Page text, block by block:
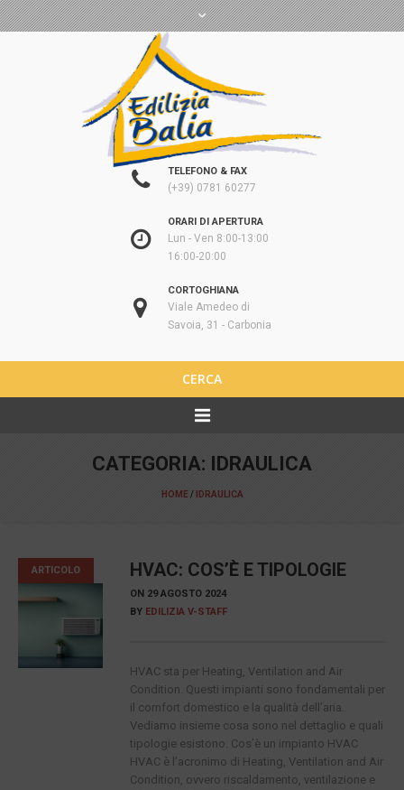
TELEFONO & FAX
(+39) 0781 60277
ORARI DI APERTURA
Lun - Ven 8:00-13:00
16:00-20:00
CORTOGHIANA
Viale Amedeo di
Savoia, 31 - Carbonia
CERCA
CATEGORIA: IDRAULICA
HOME / IDRAULICA
ARTICOLO HVAC: COS’È E TIPOLOGIE
ON 29 AGOSTO 2024
BY EDILIZIA V-STAFF
HVAC sta per Heating, Ventilation and Air
Condition. Questi impianti sono fondamentali per
il comfort domestico e la qualità dell’aria.
Vediamo insieme cosa sono nel dettaglio e quali
tipologie esistono. Cos’è un impianto HVAC
HVAC è l’acronimo di Heating, Ventilation and Air
Condition, ovvero riscaldamento, ventilazione e